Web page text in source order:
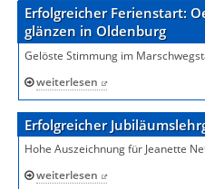
Erfolgreicher Ferienstart:
glänzen in Oldenburg
Gelöste Stimmung im
weiterlesen
Erfolgreicher
Hohe Auszeichnung für Jeanette
weiterlesen